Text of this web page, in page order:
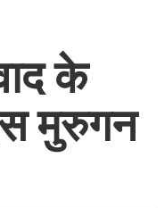
के
मुरुगन